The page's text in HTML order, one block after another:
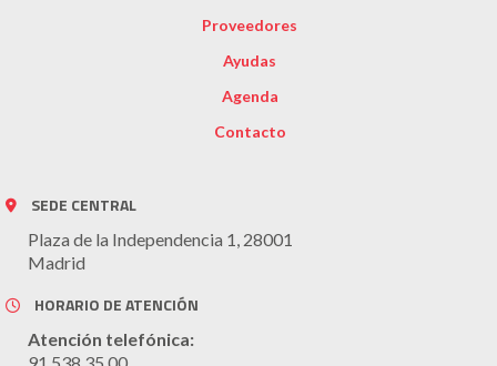
Proveedores
Ayudas
Agenda
Contacto
SEDE CENTRAL
Plaza de la Independencia 1, 28001
Madrid
HORARIO DE ATENCIÓN
Atención telefónica: